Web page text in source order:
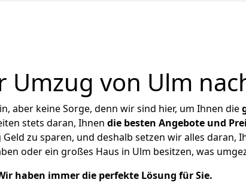
von Ulm
aber keine Sorge, denn wir sind hier, um Ihnen die
stets daran, Ihnen die besten Angebote und
zu sparen, und deshalb setzen wir alles daran,
oder ein großes Haus in Ulm besitzen, was
haben immer die perfekte Lösung für Sie.